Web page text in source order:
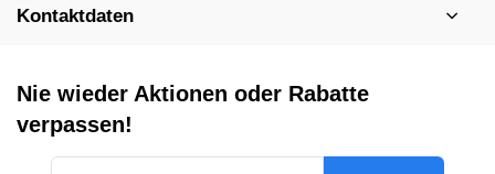
Kontaktdaten
Nie wieder Aktionen oder Rabatte
verpassen!